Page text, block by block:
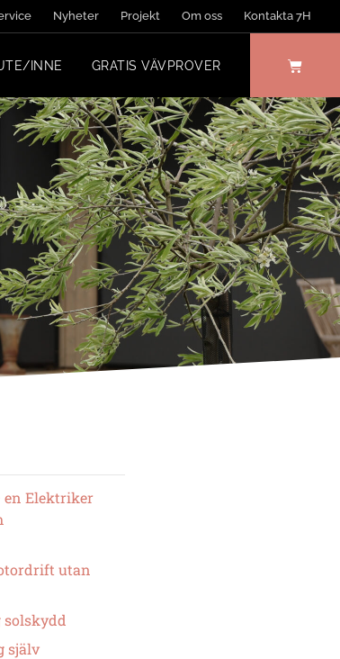
Nyheter Projekt Om oss Kontakta 7H
INNE GRATIS VÄVPROVER
en Elektriker
utan
solskydd
själv